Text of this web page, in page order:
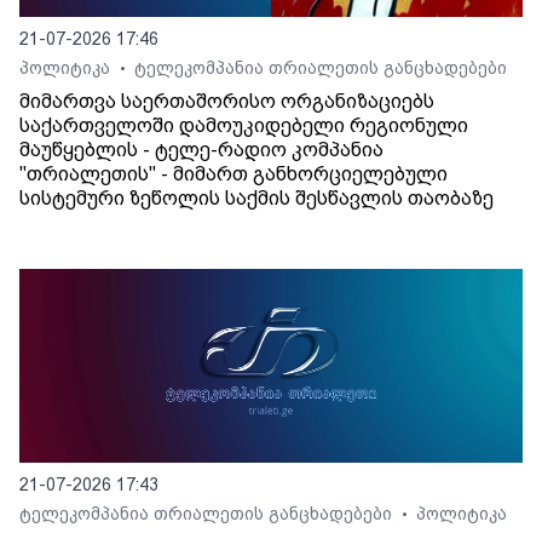
21-07-2026 17:46
პოლიტიკა
• ტელეკომპანია თრიალეთის განცხადებები
მიმართვა საერთაშორისო ორგანიზაციებს
საქართველოში დამოუკიდებელი რეგიონული
მაუწყებლის - ტელე-რადიო კომპანია
"თრიალეთის" - მიმართ განხორციელებული
სისტემური ზეწოლის საქმის შესწავლის თაობაზე
21-07-2026 17:43
ტელეკომპანია თრიალეთის განცხადებები
• პოლიტიკა